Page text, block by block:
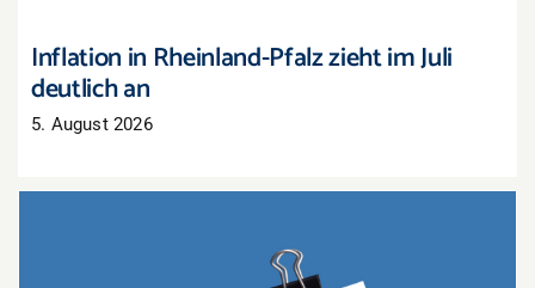
Inflation in Rheinland-Pfalz zieht im Juli
deutlich an
5. August 2026